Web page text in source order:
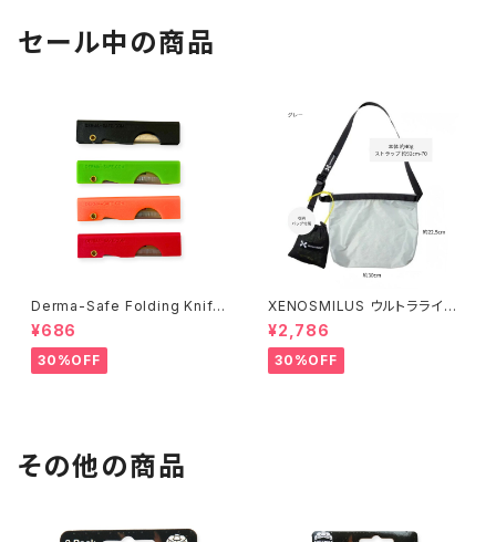
セール中の商品
Derma-Safe Folding Knife
【1本】ユティリティナイフ Made
in the USA
¥686
30%OFF
XENOSMILUS ウルトラライト
ショルダーバッグ
¥2,786
30%OFF
その他の商品